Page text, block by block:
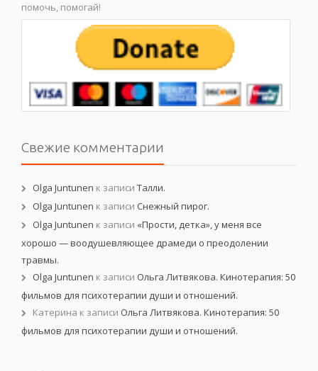
помочь, помогай!
Свежие комментарии
Olga Juntunen к записи Талли.
Olga Juntunen к записи Снежный пирог.
Olga Juntunen к записи «Прости, детка», у меня все
хорошо — воодушевляющее драмеди о преодолении
травмы.
Olga Juntunen к записи Ольга Литвякова. Кинотерапия: 50
фильмов для психотерапии души и отношений.
Катерина к записи Ольга Литвякова. Кинотерапия: 50
фильмов для психотерапии души и отношений.